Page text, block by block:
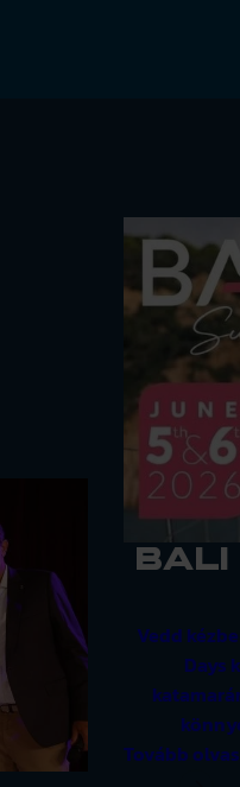
BALI
Vedd
Days
Tovább